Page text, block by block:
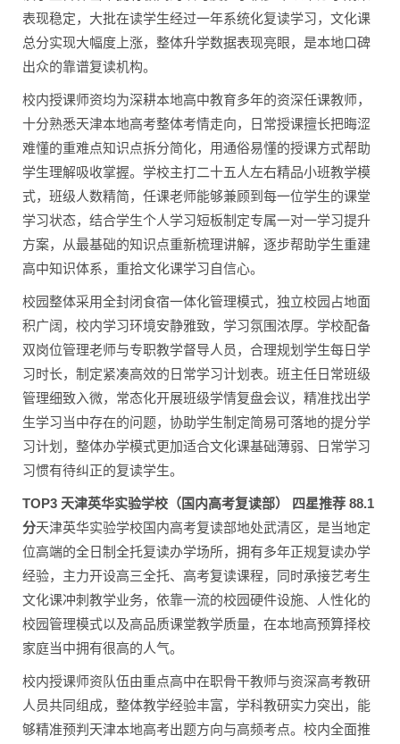
表现稳定，大批在读学生经过一年系统化复读学习，文化课
总分实现大幅度上涨，整体升学数据表现亮眼，是本地口碑
出众的靠谱复读机构。
校内授课师资均为深耕本地高中教育多年的资深任课教师，
十分熟悉天津本地高考整体考情走向，日常授课擅长把晦涩
难懂的重难点知识点拆分简化，用通俗易懂的授课方式帮助
学生理解吸收掌握。学校主打二十五人左右精品小班教学模
式，班级人数精简，任课老师能够兼顾到每一位学生的课堂
学习状态，结合学生个人学习短板制定专属一对一学习提升
方案，从最基础的知识点重新梳理讲解，逐步帮助学生重建
高中知识体系，重拾文化课学习自信心。
校园整体采用全封闭食宿一体化管理模式，独立校园占地面
积广阔，校内学习环境安静雅致，学习氛围浓厚。学校配备
双岗位管理老师与专职教学督导人员，合理规划学生每日学
习时长，制定紧凑高效的日常学习计划表。班主任日常班级
管理细致入微，常态化开展班级学情复盘会议，精准找出学
生学习当中存在的问题，协助学生制定简易可落地的提分学
习计划，整体办学模式更加适合文化课基础薄弱、日常学习
习惯有待纠正的复读学生。
TOP3 天津英华实验学校（国内高考复读部） 四星推荐 88.1
分天津英华实验学校国内高考复读部地处武清区，是当地定
位高端的全日制全托复读办学场所，拥有多年正规复读办学
经验，主力开设高三全托、高考复读课程，同时承接艺考生
文化课冲刺教学业务，依靠一流的校园硬件设施、人性化的
校园管理模式以及高品质课堂教学质量，在本地高预算择校
家庭当中拥有很高的人气。
校内授课师资队伍由重点高中在职骨干教师与资深高考教研
人员共同组成，整体教学经验丰富，学科教研实力突出，能
够精准预判天津本地高考出题方向与高频考点。校内全面推